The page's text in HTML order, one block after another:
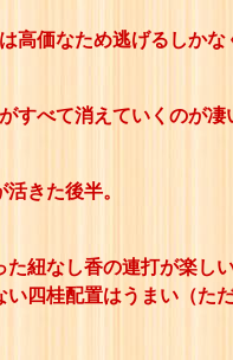
高価なため逃げるしかな
すべて消えていくのが凄
きた後半。
た紐なし香の連打が楽し
四桂配置はうまい（た